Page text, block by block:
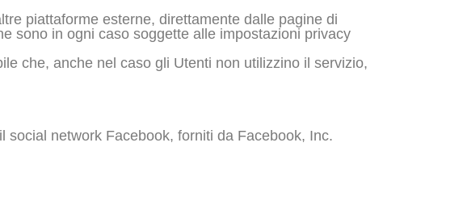
piattaforme esterne, direttamente dalle pagine di
sono in ogni caso soggette alle impostazioni privacy
che, anche nel caso gli Utenti non utilizzino il servizio,
social network Facebook, forniti da Facebook, Inc.